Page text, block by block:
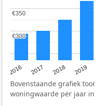
2016 2017 2018 2019
€300
€300
€350
€350
Bovenstaande grafiek
woningwaarde per jaar